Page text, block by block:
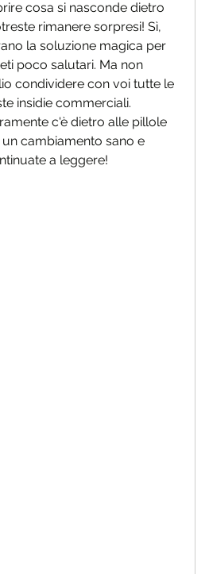
cosa si nasconde dietro
rimanere sorpresi! Sì,
la soluzione magica per
poco salutari. Ma non
condividere con voi tutte le
insidie commerciali.
c'è dietro alle pillole
cambiamento sano e
a leggere!